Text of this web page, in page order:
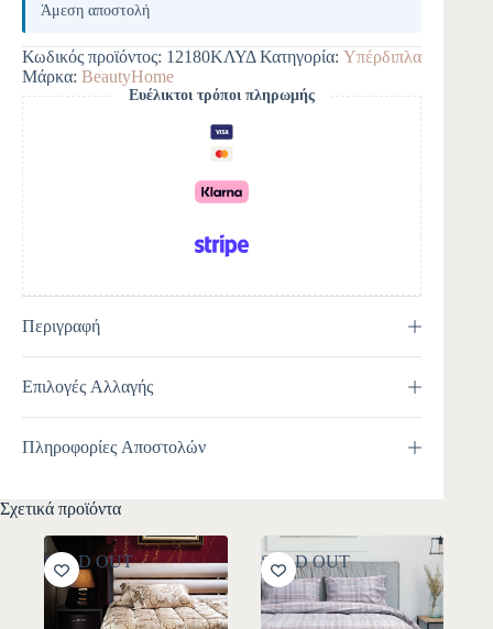
Άμεση αποστολή
Κωδικός προϊόντος: 12180ΚΛΥΔ Κατηγορία: Yπέρδιπλα
Μάρκα: BeautyHome
Ευέλικτοι τρόποι πληρωμής
Περιγραφή
Επιλογές Αλλαγής
Πληροφορίες Αποστολών
Σχετικά προϊόντα
SOLD OUT SOLD OUT